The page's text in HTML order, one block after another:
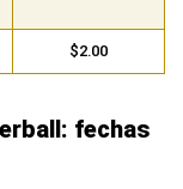
$2.00
fechas